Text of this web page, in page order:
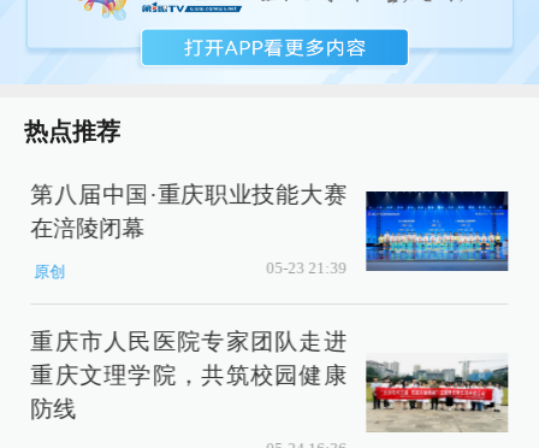
热点推荐
第八届中国·重庆职业技能大赛
在涪陵闭幕
原创 05-23 21:39
重庆市人民医院专家团队走进
重庆文理学院，共筑校园健康
防线